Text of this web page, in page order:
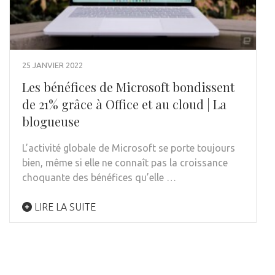
25 JANVIER 2022
Les bénéfices de Microsoft bondissent
de 21% grâce à Office et au cloud | La
blogueuse
L’activité globale de Microsoft se porte toujours
bien, même si elle ne connaît pas la croissance
choquante des bénéfices qu’elle …
LIRE LA SUITE